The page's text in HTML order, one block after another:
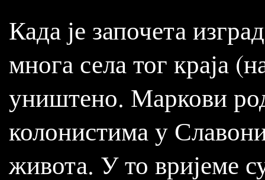
Када је започета
многа села тог краја
уништено. Маркови
колонистима у
живота. У то вријеме